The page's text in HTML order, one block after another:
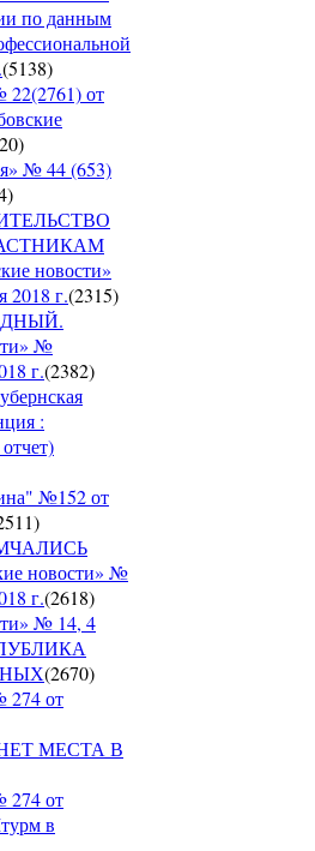
по данным
(5138)
от
)
№ 44 (653)
)
новости»
2018 г.(2315)
№
г.(2382)
:
№152 от
)
новости» №
г.(2618)
№ 14, 4
(2670)
274 от
МЕСТА В
274 от
в